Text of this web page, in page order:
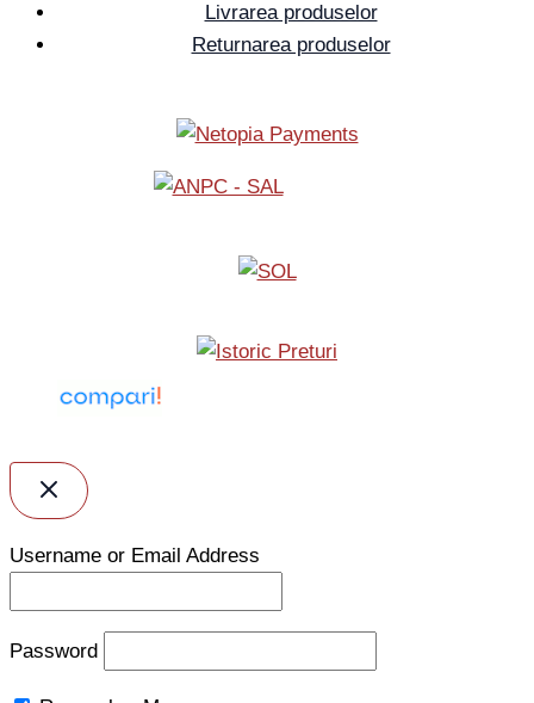
Livrarea produselor
Returnarea produselor
Username or Email Address
Password